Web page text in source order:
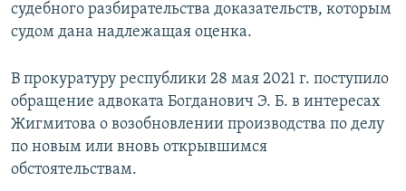
судебного разбирательства доказательств, которым
судом дана надлежащая оценка.
В прокуратуру республики 28 мая 2021 г. поступило
обращение адвоката Богданович Э. Б. в интересах
Жигмитова о возобновлении производства по делу
по новым или вновь открывшимся
обстоятельствам.